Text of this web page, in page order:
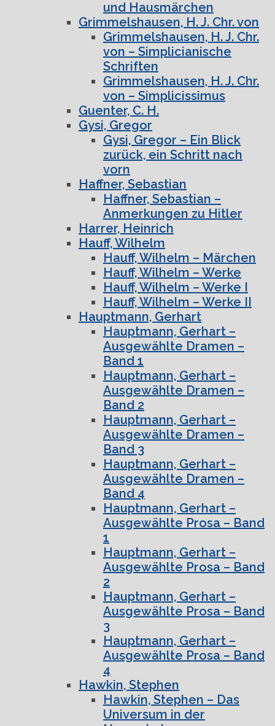
und Hausmärchen
Grimmelshausen, H. J. Chr. von
Grimmelshausen, H. J. Chr.
von – Simplicianische
Schriften
Grimmelshausen, H. J. Chr.
von – Simplicissimus
Guenter, C. H.
Gysi, Gregor
Gysi, Gregor – Ein Blick
zurück, ein Schritt nach
vorn
Haffner, Sebastian
Haffner, Sebastian –
Anmerkungen zu Hitler
Harrer, Heinrich
Hauff, Wilhelm
Hauff, Wilhelm – Märchen
Hauff, Wilhelm – Werke
Hauff, Wilhelm – Werke I
Hauff, Wilhelm – Werke II
Hauptmann, Gerhart
Hauptmann, Gerhart –
Ausgewählte Dramen –
Band 1
Hauptmann, Gerhart –
Ausgewählte Dramen –
Band 2
Hauptmann, Gerhart –
Ausgewählte Dramen –
Band 3
Hauptmann, Gerhart –
Ausgewählte Dramen –
Band 4
Hauptmann, Gerhart –
Ausgewählte Prosa – Band
1
Hauptmann, Gerhart –
Ausgewählte Prosa – Band
2
Hauptmann, Gerhart –
Ausgewählte Prosa – Band
3
Hauptmann, Gerhart –
Ausgewählte Prosa – Band
4
Hawkin, Stephen
Hawkin, Stephen – Das
Universum in der